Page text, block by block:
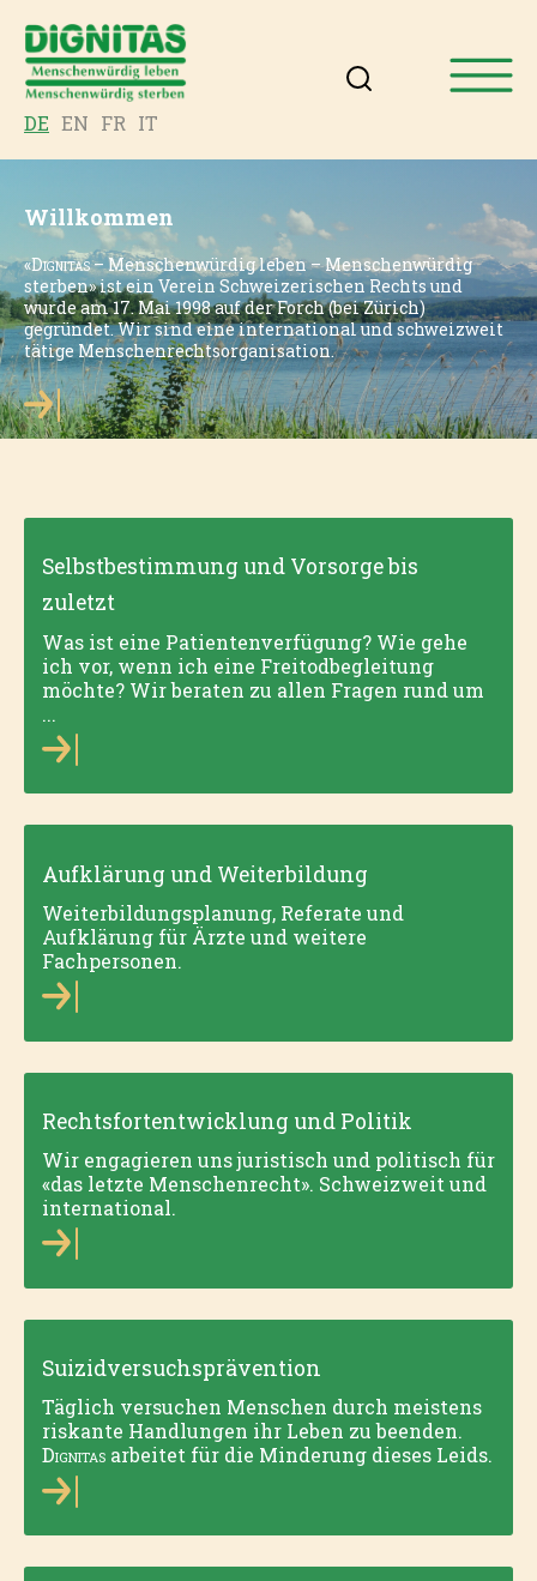
DE EN FR IT
Willkommen
«Dignitas– Menschenwürdig leben – Menschenwürdig
sterben» ist ein Verein Schweizerischen Rechts und
wurde am 17. Mai 1998 auf der Forch (bei Zürich)
gegründet. Wir sind eine international und schweizweit
tätige Menschenrechtsorganisation.
Selbstbestimmung und Vorsorge bis
zuletzt
Was ist eine Patientenverfügung? Wie gehe
ich vor, wenn ich eine Freitodbegleitung
möchte? Wir beraten zu allen Fragen rund um
...
Aufklärung und Weiterbildung
Weiterbild­ungsplanung, Referate und
Aufklärung für Ärzte und weitere
Fachpersonen.
Rechtsfortentwicklung und Politik
Wir engagieren uns juristisch und politisch für
«das letzte Menschenrecht». Schweizweit und
international.
Suizidversuchsprävention
Täglich versuchen Menschen durch meistens
riskante Handlungen ihr Leben zu beenden.
Dignitasarbeitet für die Minderung dieses Leids.